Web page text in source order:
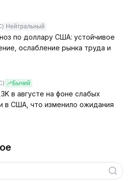
Нейтральный
по доллару США: устойчивое
ослабление рынка труда и
Бычий
в августе на фоне слабых
в США, что изменило ожидания